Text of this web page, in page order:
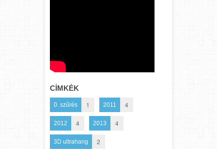
CÍMKÉK
0. szűrés 1 2011 4
2012 4 2013 4
3D ultrahang 2